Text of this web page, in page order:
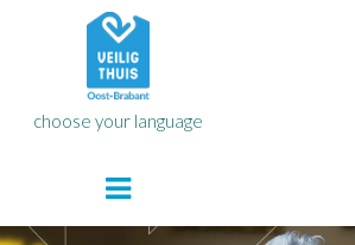
choose your language